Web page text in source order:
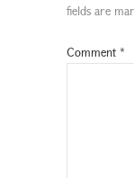
fields are
Comment *